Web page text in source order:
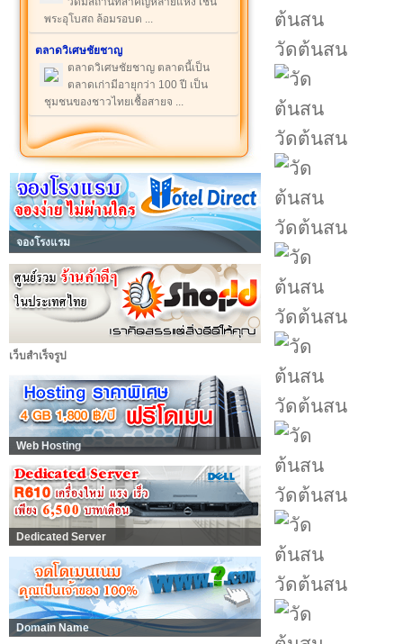
พระอุโบสถ ล้อมรอบด ...
ตลาดวิเศษชัยชาญ
ตลาดวิเศษชัยชาญ ตลาดนี้เป็น
ตลาดเก่ามีอายุกว่า 100 ปี เป็น
ชุมชนของชาวไทยเชื้อสายจ ...
จองโรงแรม
เว็บสำเร็จรูป
Web Hosting
Dedicated Server
Domain Name
วัดต้นสน
วัดต้นสน
วัดต้นสน
วัดต้นสน
วัดต้นสน
วัดต้นสน
วัดต้นสน